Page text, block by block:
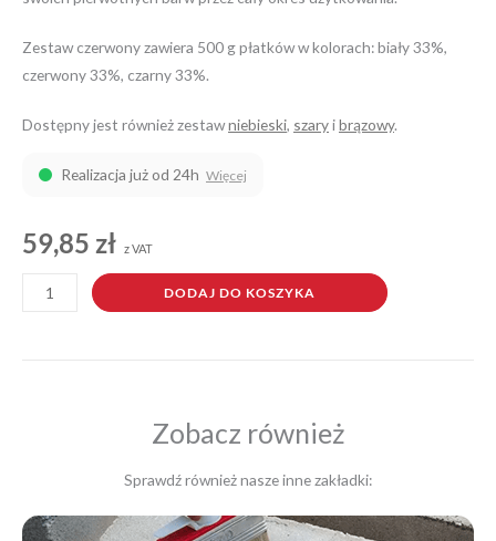
Zestaw czerwony zawiera 500 g płatków w kolorach: biały 33%,
czerwony 33%, czarny 33%.
Dostępny jest również zestawniebieski, szaryibrązowy.
Realizacja już od 24h Więcej
59,85 zł z VAT
ilość
DODAJ DO KOSZYKA
Zobacz również
Sprawdź również nasze inne zakładki: